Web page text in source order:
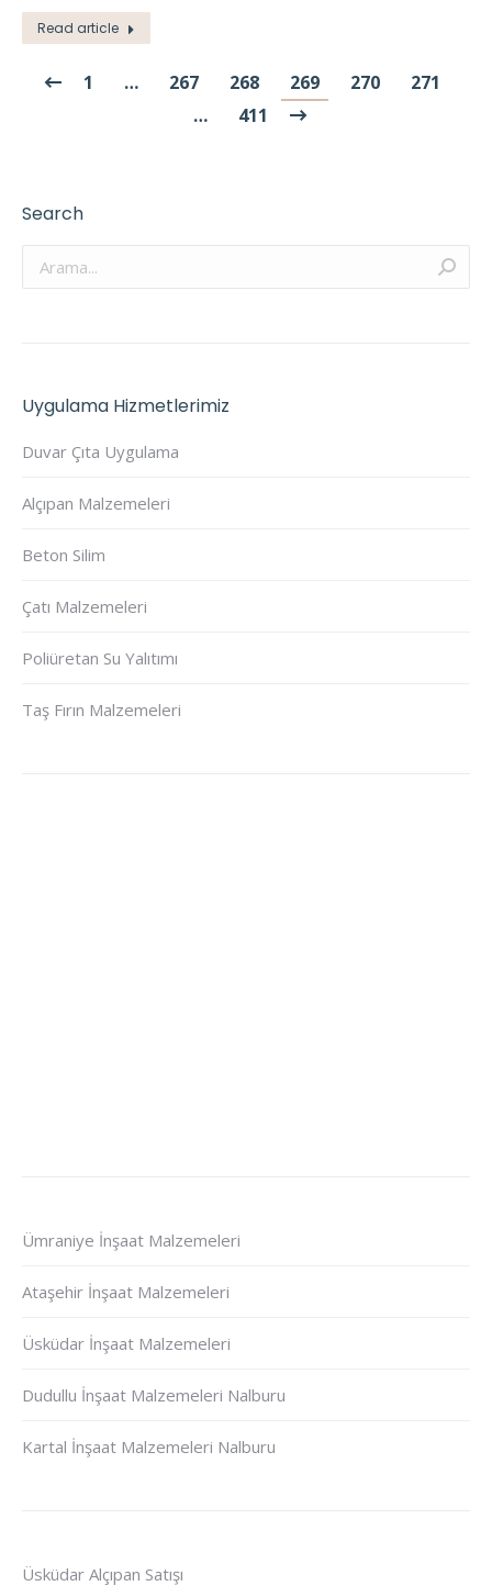
Read article
1 … 267 268 269 270
271
…
411
Search
Arama:
Uygulama Hizmetlerimiz
Duvar Çıta Uygulama
Alçıpan Malzemeleri
Beton Silim
Çatı Malzemeleri
Poliüretan Su Yalıtımı
Taş Fırın Malzemeleri
Ümraniye İnşaat Malzemeleri
Ataşehir İnşaat Malzemeleri
Üsküdar İnşaat Malzemeleri
Dudullu İnşaat Malzemeleri Nalburu
Kartal İnşaat Malzemeleri Nalburu
Üsküdar Alçıpan Satışı